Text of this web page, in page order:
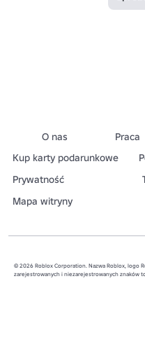
O nas Praca
Kup karty podarunkowe
Prywatność
Mapa witryny
© 2026 Roblox Corporation. Nazwa Roblox, logo
zarejestrowanych i niezarejestrowanych znaków